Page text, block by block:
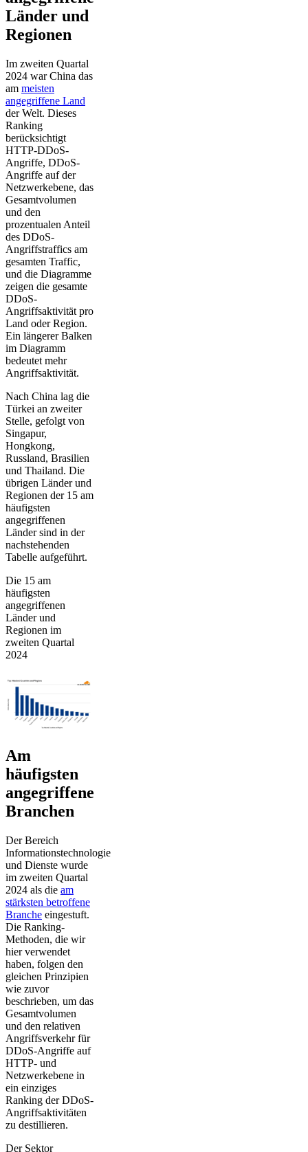
Länder und
Regionen
Im zweiten Quartal
2024 war China das
am meisten
angegriffene Land
der Welt. Dieses
Ranking
berücksichtigt
HTTP-DDoS-
Angriffe, DDoS-
Angriffe auf der
Netzwerkebene, das
Gesamtvolumen
und den
prozentualen Anteil
des DDoS-
Angriffstraffics am
gesamten Traffic,
und die Diagramme
zeigen die gesamte
DDoS-
Angriffsaktivität pro
Land oder Region.
Ein längerer Balken
im Diagramm
bedeutet mehr
Angriffsaktivität.
Nach China lag die
Türkei an zweiter
Stelle, gefolgt von
Singapur,
Hongkong,
Russland, Brasilien
und Thailand. Die
übrigen Länder und
Regionen der 15 am
häufigsten
angegriffenen
Länder sind in der
nachstehenden
Tabelle aufgeführt.
Die 15 am
häufigsten
angegriffenen
Länder und
Regionen im
zweiten Quartal
2024
Am
häufigsten
angegriffene
Branchen
Der Bereich
Informationstechnologie
und Dienste wurde
im zweiten Quartal
2024 als die am
stärksten betroffene
Branche eingestuft.
Die Ranking-
Methoden, die wir
hier verwendet
haben, folgen den
gleichen Prinzipien
wie zuvor
beschrieben, um das
Gesamtvolumen
und den relativen
Angriffsverkehr für
DDoS-Angriffe auf
HTTP- und
Netzwerkebene in
ein einziges
Ranking der DDoS-
Angriffsaktivitäten
zu destillieren.
Der Sektor